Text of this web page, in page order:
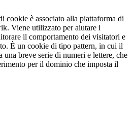
cookie è associato alla piattaforma di
Viene utilizzato per aiutare i
il comportamento dei visitatori e
È un cookie di tipo pattern, in cui il
una breve serie di numeri e lettere, che
per il dominio che imposta il